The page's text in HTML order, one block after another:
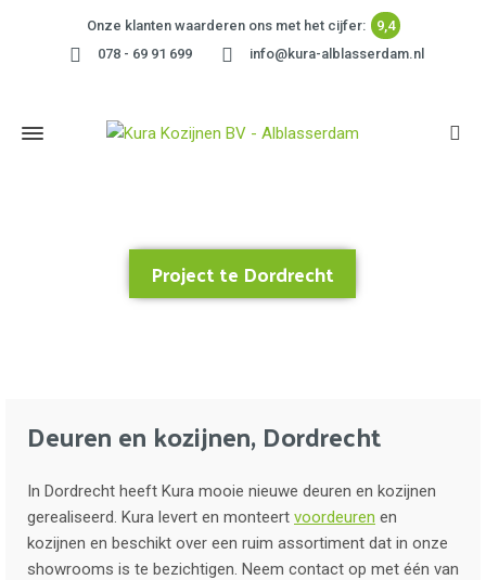
Onze klanten waarderen ons met het cijfer:
9,4
078 - 69 91 699
info@kura-alblasserdam.nl
Project te Dordrecht
Deuren en kozijnen, Dordrecht
In Dordrecht heeft Kura mooie nieuwe deuren en kozijnen
gerealiseerd. Kura levert en monteert voordeuren en
kozijnen en beschikt over een ruim assortiment dat in onze
showrooms is te bezichtigen. Neem contact op met één van